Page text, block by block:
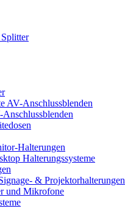
AV-Anschlussblenden
Halterungen
Halterungssysteme
& Projektorhalterungen
und Mikrofone